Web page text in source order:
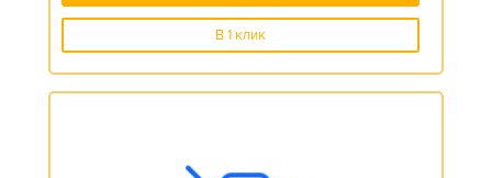
В 1 клик